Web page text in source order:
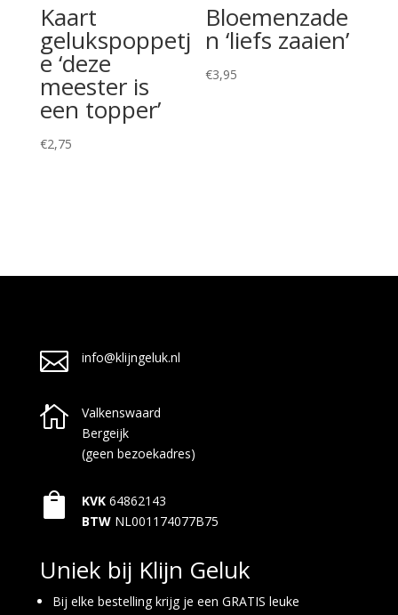
Kaart
gelukspoppetj
e ‘deze
meester is
een topper’
€2,75
Bloemenzade
n ‘liefs zaaien’
€3,95
 info@klijngeluk.nl

Valkenswaard
Bergeijk
(geen bezoekadres)
 KVK 64862143
BTW NL001174077B75
Uniek bij Klijn Geluk
Bij elke bestelling krijg je een GRATIS leuke